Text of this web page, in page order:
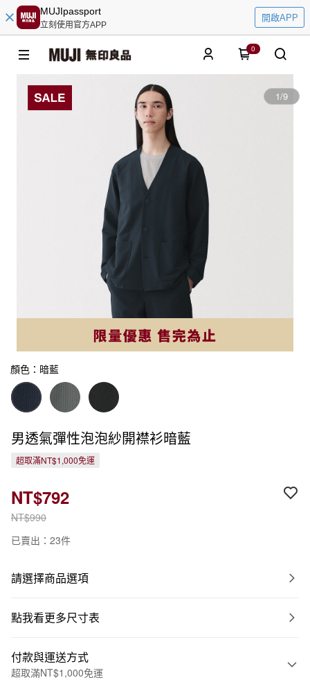
MUJIpassport
立刻使用官方APP
開啟APP
0
1/9
顏色：暗藍
男透氣彈性泡泡紗開襟衫暗藍
超取滿NT$1,000免運
NT$990
NT$792
已賣出：23件
請選擇商品選項
點我看更多尺寸表
付款與運送方式
超取滿NT$1,000免運